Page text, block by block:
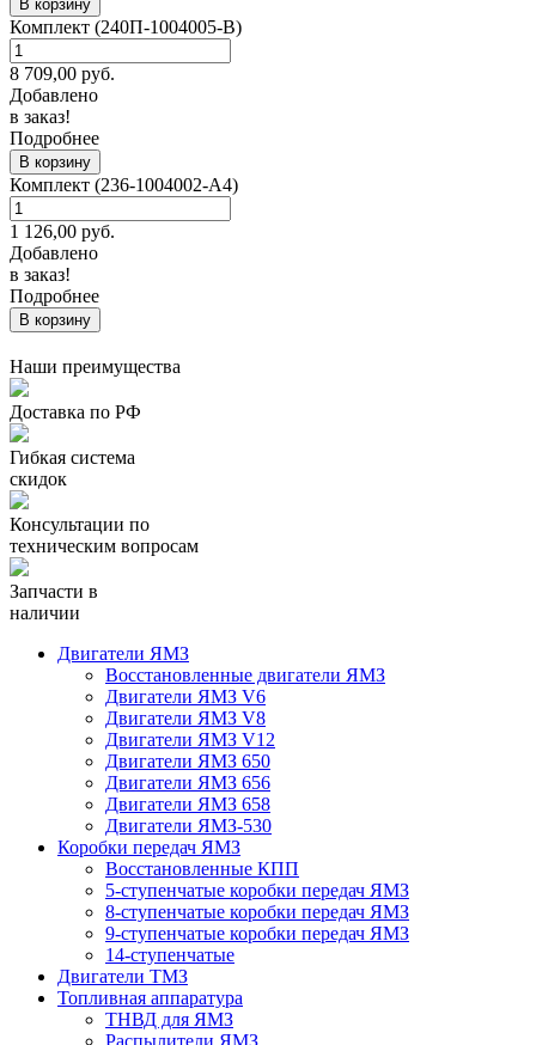
В корзину
Комплект (240П-1004005-В)
8 709,00 руб.
Добавлено
в заказ!
Подробнее
В корзину
Комплект (236-1004002-А4)
1 126,00 руб.
Добавлено
в заказ!
Подробнее
В корзину
Наши преимущества
Доставка по РФ
Гибкая система
скидок
Консультации по
техническим вопросам
Запчасти в
наличии
Двигатели ЯМЗ
Восстановленные двигатели ЯМЗ
Двигатели ЯМЗ V6
Двигатели ЯМЗ V8
Двигатели ЯМЗ V12
Двигатели ЯМЗ 650
Двигатели ЯМЗ 656
Двигатели ЯМЗ 658
Двигатели ЯМЗ-530
Коробки передач ЯМЗ
Восстановленные КПП
5-ступенчатые коробки передач ЯМЗ
8-ступенчатые коробки передач ЯМЗ
9-ступенчатые коробки передач ЯМЗ
14-ступенчатые
Двигатели ТМЗ
Топливная аппаратура
ТНВД для ЯМЗ
Распылители ЯМЗ